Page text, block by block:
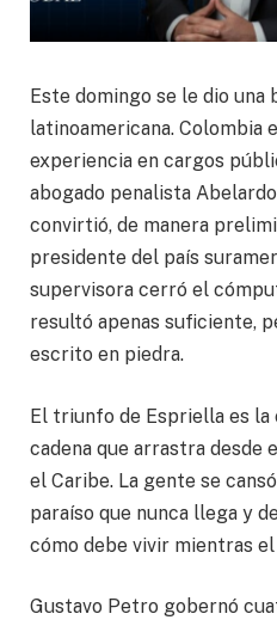
Este domingo se le dio una
latinoamericana. Colombia
experiencia en cargos
abogado penalista
convirtió, de manera
presidente del país
supervisora cerró el
resultó apenas suficiente,
escrito en piedra.
El triunfo de Espriella es la
cadena que arrastra desde
el Caribe. La gente se
paraíso que nunca llega y
cómo debe vivir mientras
Gustavo Petro gobernó